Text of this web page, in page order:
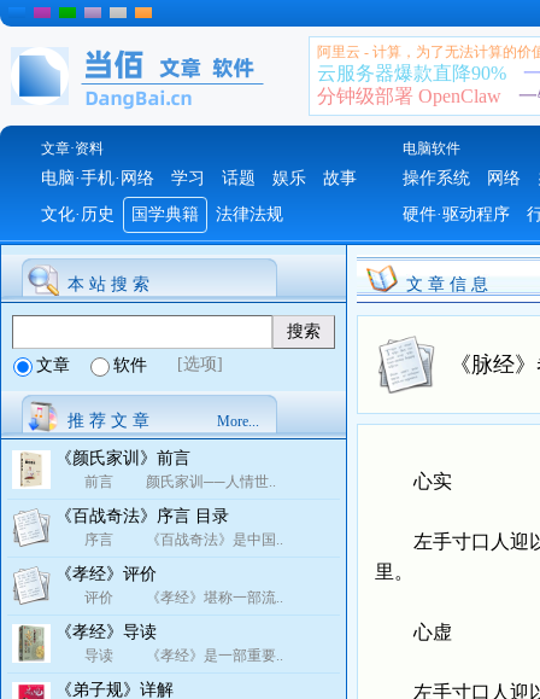
阿里云 - 计算，为了无法计算的价
云服务器爆款直降90%
分钟级部署 OpenClaw
文章·资料 电脑软件
电脑·手机·网络 学习 话题 娱乐
故事
文化·历史
国学典籍 法律法规
操作系统 网络
硬件·驱动程序
本 站 搜 索
文章 软件 [选项]
推 荐 文 章 More...
《颜氏家训》前言
前言 颜氏家训──人情世..
《百战奇法》序言 目录
序言 《百战奇法》是中国..
《孝经》评价
评价 《孝经》堪称一部流..
《孝经》导读
导读 《孝经》是一部重要..
《弟子规》详解
文 章 信 息
《脉经
心实
左手寸口人迎以
里。
心虚
左手寸口人迎以